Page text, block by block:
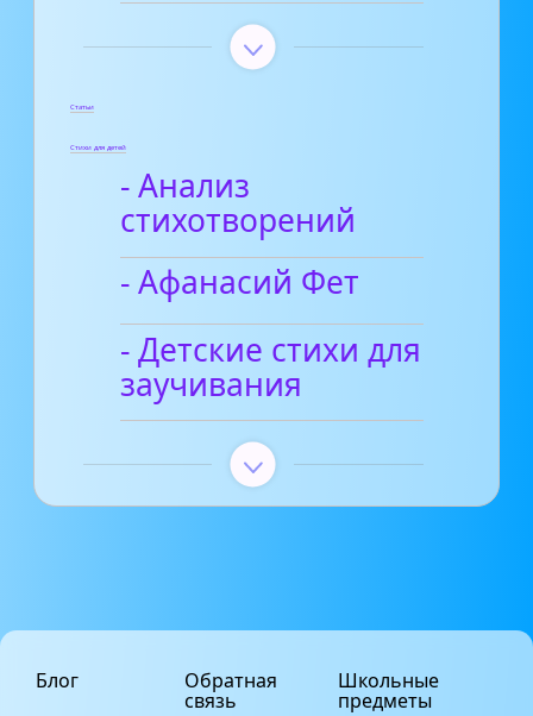
Статьи
Стихи для детей
- Анализ
стихотворений
- Афанасий Фет
- Детские стихи для
заучивания
Блог Обратная
связь
Школьные
предметы